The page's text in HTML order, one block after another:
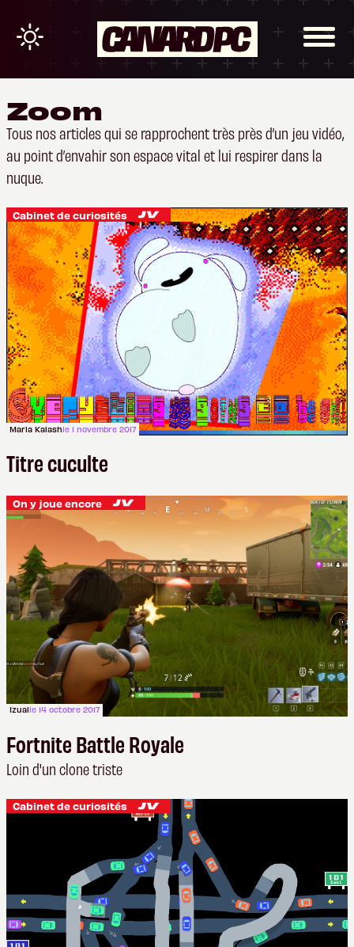
Zoom
Tous nos articles qui se rapprochent très près d’un jeu vidéo,
au point d’envahir son espace vital et lui respirer dans la
nuque.
Cabinet de curiosités
Maria Kalashle 1 novembre 2017
Titre cuculte
On y joue encore
Izualle 14 octobre 2017
Fortnite Battle Royale
Loin d'un clone triste
Cabinet de curiosités